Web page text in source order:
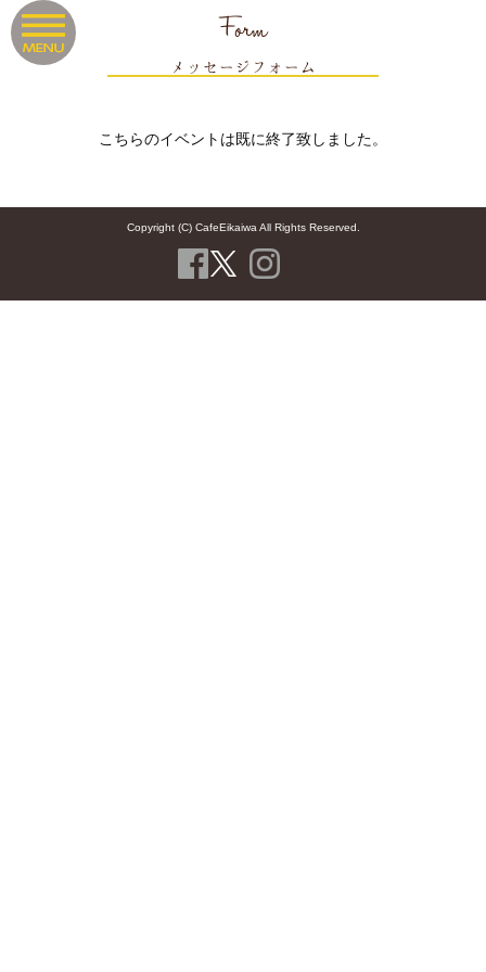
Form
メッセージフォーム
こちらのイベントは既に終了致しました。
Copyright (C) CafeEikaiwa All Rights Reserved.